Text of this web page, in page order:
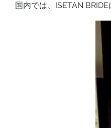
国内では、ISETAN